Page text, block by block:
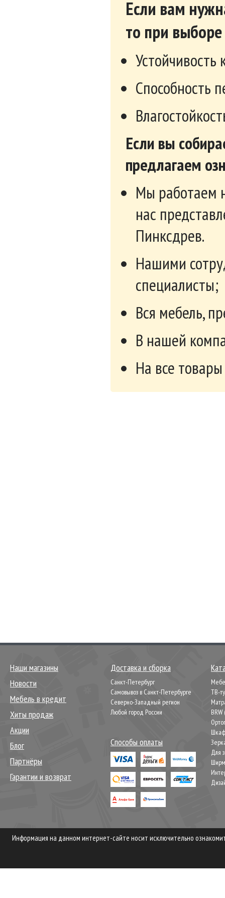
Если вам
то при
Способность
Если вы
предлагаем
Мы работаем
нас
Пинксдрев.
Нашими
специалисты;
Вся мебель,
В нашей
На все
Наши магазины
Новости
Мебель в кредит
Хиты продаж
Акции
Блог
Партнёры
Гарантии и возврат
Доставка и сборка
Санкт-Петербург
Самовывоз в Санкт-Петербурге
Северно-Западный регион
Любой город России
Способы оплаты
ТВ-
Для
Информация на данном интернет-сайте носит исключительно